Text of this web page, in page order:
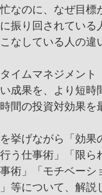
忙なのに、なぜ目
振り回されている
なしている人の違
イムマネジメント
成果を、より短時
間の投資対効果を
挙げながら「効果
う仕事術」「限ら
術」「モチベーシ
等について、解説